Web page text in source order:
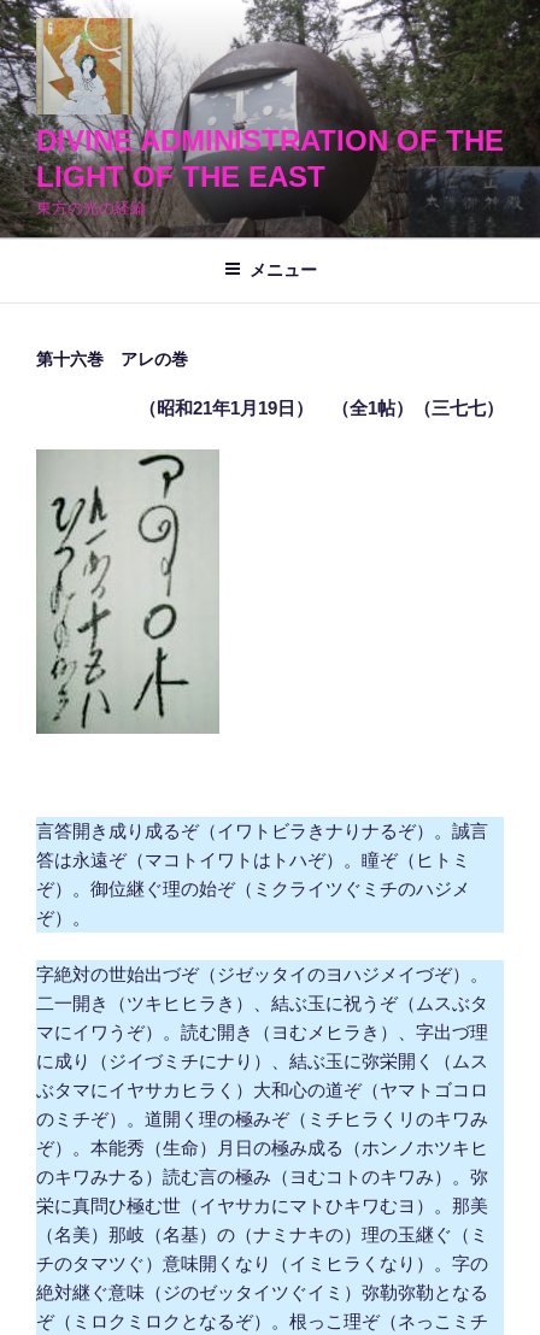
コ
ン
テ
ン
ツ
へ
ス
キ
ッ
DIVINE ADMINISTRATION OF THE
LIGHT OF THE EAST
東方の光の経綸
メニュー
第十六巻 アレの巻
（昭和21年1月19日） （全1帖）（三七七）
言答開き成り成るぞ（イワトビラきナりナるぞ）。誠言
答は永遠ぞ（マコトイワトはトハぞ）。瞳ぞ（ヒトミ
ぞ）。御位継ぐ理の始ぞ（ミクライツぐミチのハジメ
ぞ）。
字絶対の世始出づぞ（ジゼッタイのヨハジメイづぞ）。
二一開き（ツキヒヒラき）、結ぶ玉に祝うぞ（ムスぶタ
マにイワうぞ）。読む開き（ヨむメヒラき）、字出づ理
に成り（ジイづミチにナり）、結ぶ玉に弥栄開く（ムス
ぶタマにイヤサカヒラく）大和心の道ぞ（ヤマトゴコロ
のミチぞ）。道開く理の極みぞ（ミチヒラくリのキワみ
ぞ）。本能秀（生命）月日の極み成る（ホンノホツキヒ
のキワみナる）読む言の極み（ヨむコトのキワみ）。弥
栄に真問ひ極む世（イヤサカにマトひキワむヨ）。那美
（名美）那岐（名基）の（ナミナキの）理の玉継ぐ（ミ
チのタマツぐ）意味開くなり（イミヒラくなり）。字の
絶対継ぐ意味（ジのゼッタイツぐイミ）弥勒弥勒となる
ぞ（ミロクミロクとなるぞ）。根っこ理ぞ（ネっこミチ